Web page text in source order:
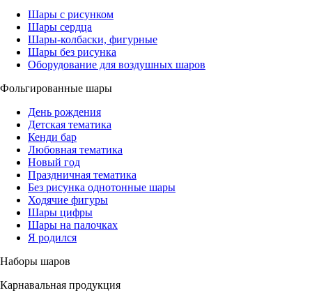
Шары с рисунком
Шары сердца
Шары-колбаски, фигурные
Шары без рисунка
Оборудование для воздушных шаров
Фольгированные шары
День рождения
Детская тематика
Кенди бар
Любовная тематика
Новый год
Праздничная тематика
Без рисунка однотонные шары
Ходячие фигуры
Шары цифры
Шары на палочках
Я родился
Наборы шаров
Карнавальная продукция